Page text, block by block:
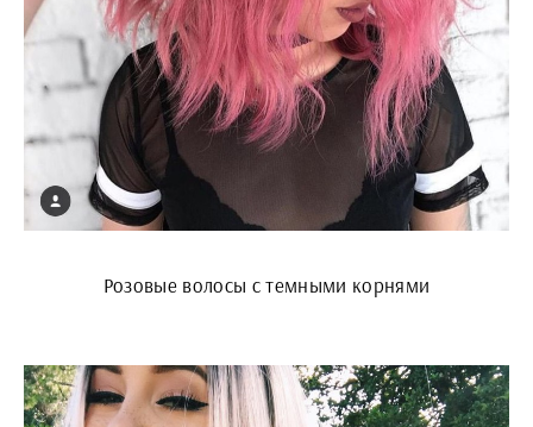
Розовые волосы с темными корнями